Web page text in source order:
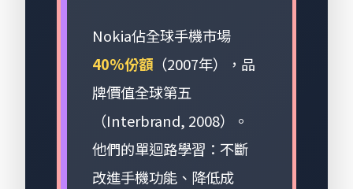
Nokia佔全球手機市場
40%份額 （2007年），品
牌價值全球第五
（Interbrand, 2008）。
他們的單迴路學習：不斷
改進手機功能、降低成